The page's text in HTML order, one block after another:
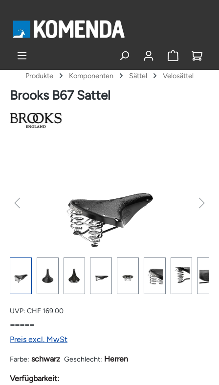
Produkte Komponenten Sättel Velosättel
Brooks B67 Sattel
UVP: CHF 169.00
-----
Preis excl. MwSt
Farbe: schwarz Geschlecht: Herren
Verfügbarkeit: